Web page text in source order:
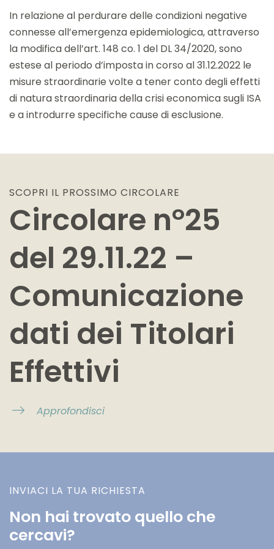
In relazione al perdurare delle condizioni negative
connesse all’emergenza epidemiologica, attraverso
la modifica dell’art. 148 co. 1 del DL 34/2020, sono
estese al periodo d’imposta in corso al 31.12.2022 le
misure straordinarie volte a tener conto degli effetti
di natura straordinaria della crisi economica sugli ISA
e a introdurre specifiche cause di esclusione.
SCOPRI IL PROSSIMO CIRCOLARE
Circolare n°25
del 29.11.22 –
Comunicazione
dati dei Titolari
Effettivi
Approfondisci
INVIACI LA TUA RICHIESTA
Non hai trovato quello che
cercavi?